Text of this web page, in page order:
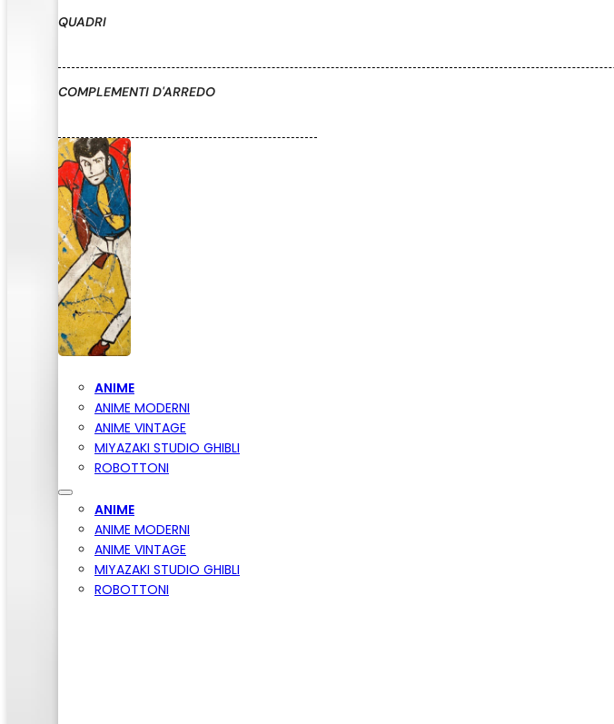
QUADRI
COMPLEMENTI D'ARREDO
ANIME
ANIME MODERNI
ANIME VINTAGE
MIYAZAKI STUDIO GHIBLI
ROBOTTONI
ANIME
ANIME MODERNI
ANIME VINTAGE
MIYAZAKI STUDIO GHIBLI
ROBOTTONI